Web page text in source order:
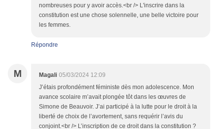
nombreuses pour y avoir accès.<br /> L'inscrire dans la
constitution est une chose solennelle, une belle victoire pour
les femmes.
Répondre
M Magali 05/03/2024 12:09
J’étais profondément féministe dès mon adolescence. Mon
avance scolaire m’avait plongée tôt dans les œuvres de
Simone de Beauvoir. J’ai participé à la lutte pour le droit à la
liberté de choix de l’avortement, sans requérir l’avis du
conjoint.<br /> L’inscription de ce droit dans la constitution ?